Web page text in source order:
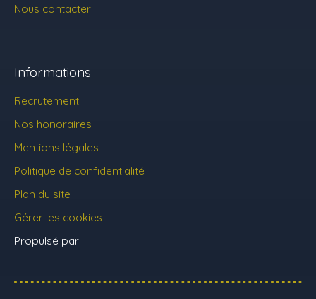
Nous contacter
Informations
Recrutement
Nos honoraires
Mentions légales
Politique de confidentialité
Plan du site
Gérer les cookies
Propulsé par